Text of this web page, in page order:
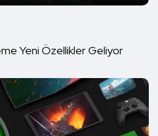
Yeni Özellikler Geliyor